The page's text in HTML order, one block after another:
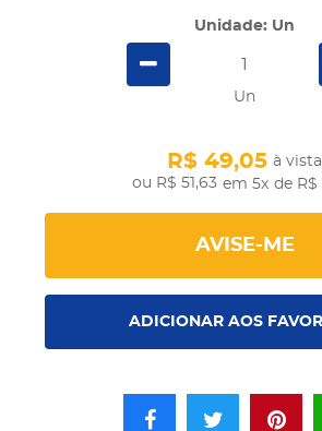
Unidade: Un
Un
R$ 51,63
R$ 49,05 à vista
em 5x de R$
AVISE-ME
ADICIONAR AOS